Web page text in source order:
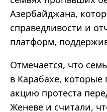
Азербайджана,
справедливости и
платформ,
Отмечается, что
в Карабахе,
акцию протеста
Женеве и считали,